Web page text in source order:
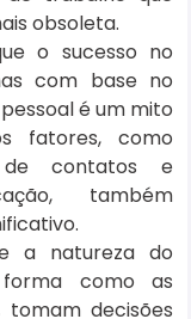
obsoleta.
o sucesso no
com base no
é um mito
fatores, como
de contatos e
também
a natureza do
como as
tomam decisões